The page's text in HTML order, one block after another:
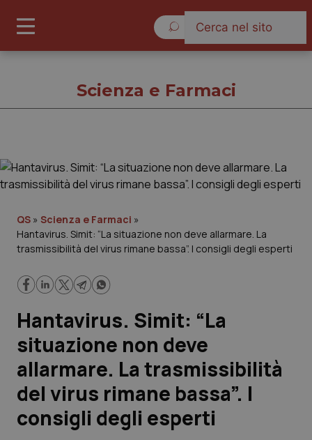
Governo e Parlamento
Regioni e Asl
Lavoro e Professioni
Scienza e Farmaci
Studi e Analisi
Lettere al direttore
Scienza e Farmaci
QS » Scienza e Farmaci »
Hantavirus. Simit: “La situazione non deve allarmare. La
trasmissibilità del virus rimane bassa”. I consigli degli esperti
Hantavirus. Simit: “La
situazione non deve
allarmare. La trasmissibilità
del virus rimane bassa”. I
consigli degli esperti